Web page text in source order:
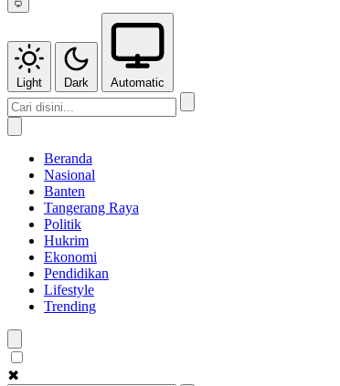
Light Dark Automatic
Beranda
Nasional
Banten
Tangerang Raya
Politik
Hukrim
Ekonomi
Pendidikan
Lifestyle
Trending
✖